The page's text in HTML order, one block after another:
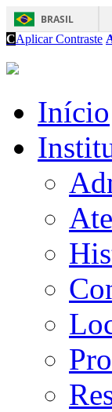
BRASIL
CAplicar Contraste
Início